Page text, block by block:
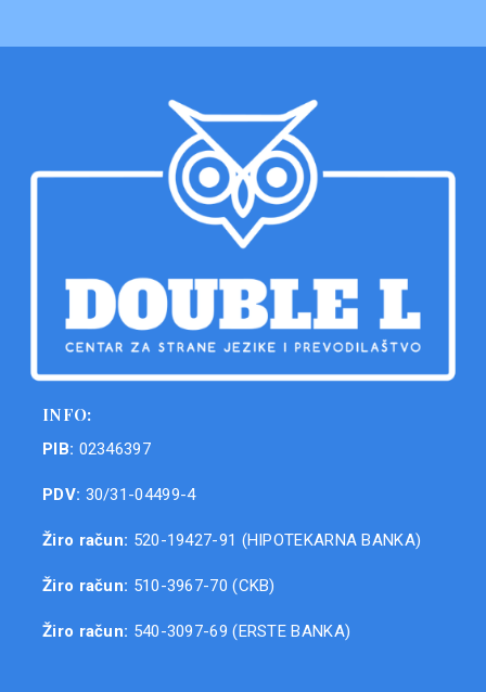
INFO:
PIB: 02346397
PDV: 30/31-04499-4
Žiro račun: 520-19427-91 (HIPOTEKARNA BANKA)
Žiro račun: 510-3967-70 (CKB)
Žiro račun: 540-3097-69 (ERSTE BANKA)